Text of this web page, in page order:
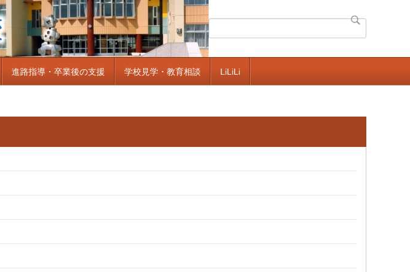
進路指導・卒業後の支援 学校見学・教育相談 LiLiLi